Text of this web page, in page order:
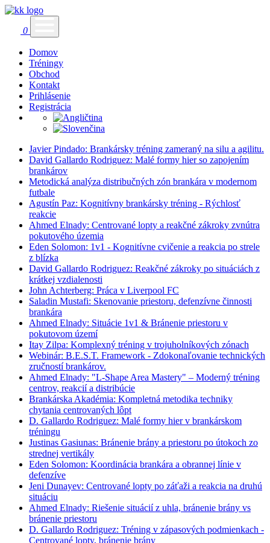
0
Domov
Tréningy
Obchod
Kontakt
Prihlásenie
Registrácia
Javier Pindado: Brankársky tréning zameraný na silu a agilitu.
David Gallardo Rodriguez: Malé formy hier so zapojením
brankárov
Metodická analýza distribučných zón brankára v modernom
futbale
Agustín Paz: Kognitívny brankársky tréning - Rýchlosť
reakcie
Ahmed Elnady: Centrované lopty a reakčné zákroky zvnútra
pokutového územia
Eden Solomon: 1v1 - Kognitívne cvičenie a reakcia po strele
z blízka
David Gallardo Rodriguez: Reakčné zákroky po situáciách z
krátkej vzdialenosti
John Achterberg: Práca v Liverpool FC
Saladin Mustafi: Skenovanie priestoru, defenzívne činnosti
brankára
Ahmed Elnady: Situácie 1v1 & Bránenie priestoru v
pokutovom území
Itay Zilpa: Komplexný tréning v trojuholníkových zónach
Webinár: B.E.S.T. Framework - Zdokonaľovanie technických
zručností brankárov.
Ahmed Elnady: "L-Shape Area Mastery" – Moderný tréning
centrov, reakcií a distribúcie
Brankárska Akadémia: Kompletná metodika techniky
chytania centrovaných lôpt
D. Gallardo Rodriguez: Malé formy hier v brankárskom
tréningu
Justinas Gasiunas: Bránenie brány a priestoru po útokoch zo
strednej vertikály
Eden Solomon: Koordinácia brankára a obrannej línie v
defenzíve
Jeni Dunayev: Centrované lopty po záťaži a reakcia na druhú
situáciu
Ahmed Elnady: Riešenie situácií z uhla, bránenie brány vs
bránenie priestoru
D. Gallardo Rodriguez: Tréning v zápasových podmienkach -
Centrované lopty, bránenie brány